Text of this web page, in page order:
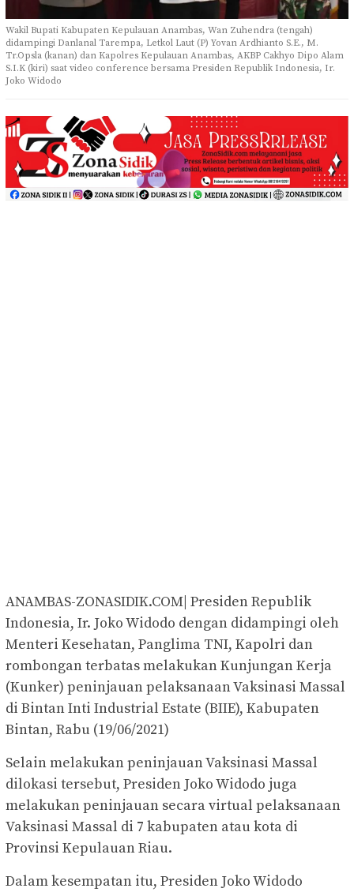
Wakil Bupati Kabupaten Kepulauan Anambas, Wan Zuhendra (tengah)
didampingi Danlanal Tarempa, Letkol Laut (P) Yovan Ardhianto S.E., M.
Tr.Opsla (kanan) dan Kapolres Kepulauan Anambas, AKBP Cakhyo Dipo Alam
S.I.K (kiri) saat video conference bersama Presiden Republik Indonesia, Ir.
Joko Widodo
ANAMBAS-ZONASIDIK.COM| Presiden Republik
Indonesia, Ir. Joko Widodo dengan didampingi oleh
Menteri Kesehatan, Panglima TNI, Kapolri dan
rombongan terbatas melakukan Kunjungan Kerja
(Kunker) peninjauan pelaksanaan Vaksinasi Massal
di Bintan Inti Industrial Estate (BIIE), Kabupaten
Bintan, Rabu (19/06/2021)
Selain melakukan peninjauan Vaksinasi Massal
dilokasi tersebut, Presiden Joko Widodo juga
melakukan peninjauan secara virtual pelaksanaan
Vaksinasi Massal di 7 kabupaten atau kota di
Provinsi Kepulauan Riau.
Dalam kesempatan itu, Presiden Joko Widodo